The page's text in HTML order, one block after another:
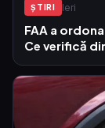
ŞTIRI Ieri
FAA a
Ce verifică